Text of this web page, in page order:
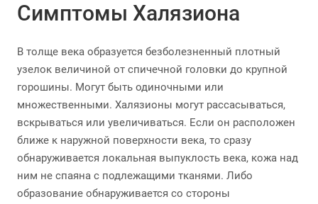
Симптомы Халязиона
В толще века образуется безболезненный плотный
узелок величиной от спичечной головки до крупной
горошины. Могут быть одиночными или
множественными. Халязионы могут рассасываться,
вскрываться или увеличиваться. Если он расположен
ближе к наружной поверхности века, то сразу
обнаруживается локальная выпуклость века, кожа над
ним не спаяна с подлежащими тканями. Либо
образование обнаруживается со стороны